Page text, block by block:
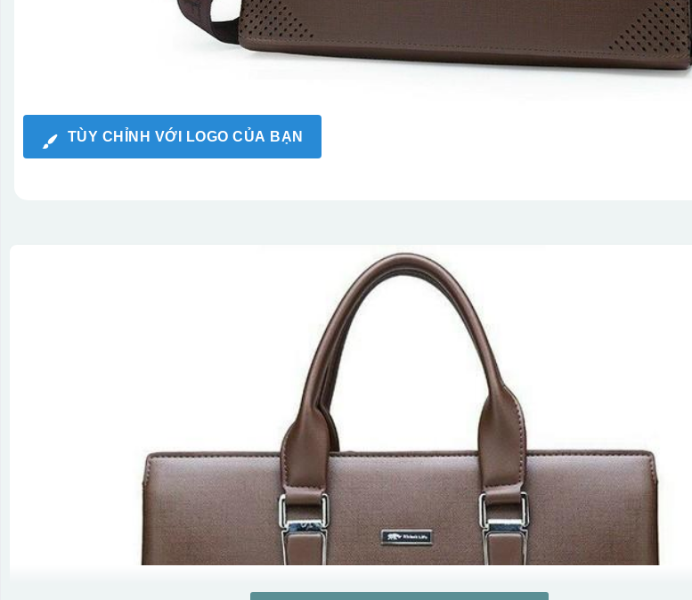
TÙY CHỈNH VỚI LOGO CỦA BẠN